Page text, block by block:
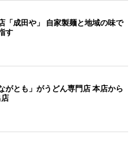
「成田や」 自家製麺と地域の味で
す
がとも」がうどん専門店 本店から